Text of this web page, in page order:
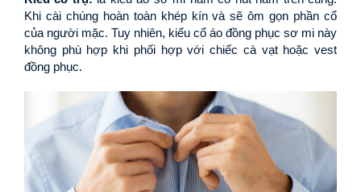
Khi cài chúng hoàn toàn khép kín và sẽ ôm gọn phần cổ
của người mặc. Tuy nhiên, kiểu cổ áo đồng phục sơ mi này
không phù hợp khi phối hợp với chiếc cà vạt hoặc vest
đồng phục.